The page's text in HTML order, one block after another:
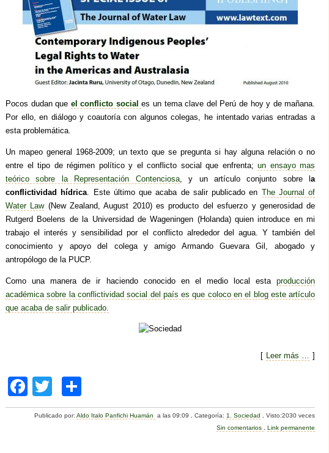
Pocos dudan que el conflicto social es un tema clave del Perú de hoy y de mañana.
Por ello, en diálogo y coautoría con algunos colegas, he intentado varias entradas a
esta problemática.
Un mapeo general 1968-2009; un texto que se pregunta si hay alguna relación o no
entre el tipo de régimen político y el conflicto social que enfrenta;un ensayo mas
teórico sobre la Representación Contenciosa, y un artículo conjunto sobre la
conflictividad hídrica . Este último que acaba de salir publicado en The Journal of
Water Law(New Zealand, August 2010) es producto del esfuerzo y generosidad de
Rutgerd Boelens de la Universidad de Wageningen (Holanda) quien introduce en mi
trabajo el interés y sensibilidad por el conflicto alrededor del agua. Y también del
conocimiento y apoyo del colega y amigo Armando Guevara Gil, abogado y
antropólogo de la PUCP.
Como una manera de ir haciendo conocido en el medio local estaproducción
académica sobre la conflictividad social del país es que coloco en el blog este artículo
que acaba de salir publicado.
[ Leer más … ]
F
a
wi o
m
Publicado por:Aldo Italo Panfichi Huamán a las 09:09 .Categoría: 1. Sociedad
Visto:2030 veces
Sin comentarios
Link permanente